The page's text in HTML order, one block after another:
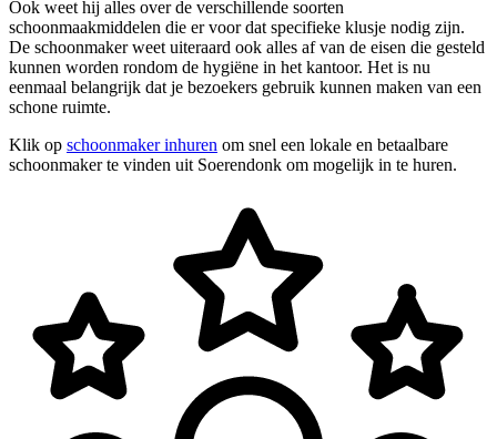
Ook weet hij alles over de verschillende soorten
schoonmaakmiddelen die er voor dat specifieke klusje nodig zijn.
De schoonmaker weet uiteraard ook alles af van de eisen die gesteld
kunnen worden rondom de hygiëne in het kantoor. Het is nu
eenmaal belangrijk dat je bezoekers gebruik kunnen maken van een
schone ruimte.
Klik op schoonmaker inhuren om snel een lokale en betaalbare
schoonmaker te vinden uit Soerendonk om mogelijk in te huren.